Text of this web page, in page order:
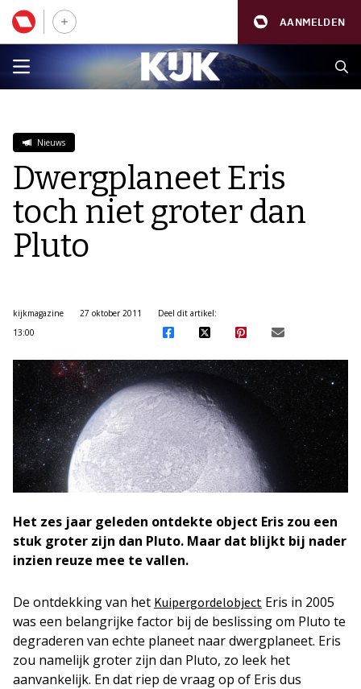
AANMELDEN
Nieuws
Dwergplaneet Eris
toch niet groter dan
Pluto
kijkmagazine
27 oktober 2011
13:00
Deel dit artikel:
Het zes jaar geleden ontdekte object Eris zou een
stuk groter zijn dan Pluto. Maar dat blijkt bij nader
inzien reuze mee te vallen.
De ontdekking van het Kuipergordelobject Eris in 2005
was een belangrijke factor bij de beslissing om Pluto te
degraderen van echte planeet naar dwergplaneet. Eris
zou namelijk groter zijn dan Pluto, zo leek het
aanvankelijk. En dat riep de vraag op of Eris dus